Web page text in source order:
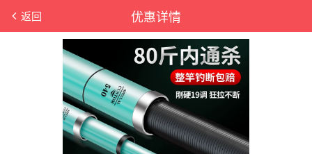
优惠详情
返回